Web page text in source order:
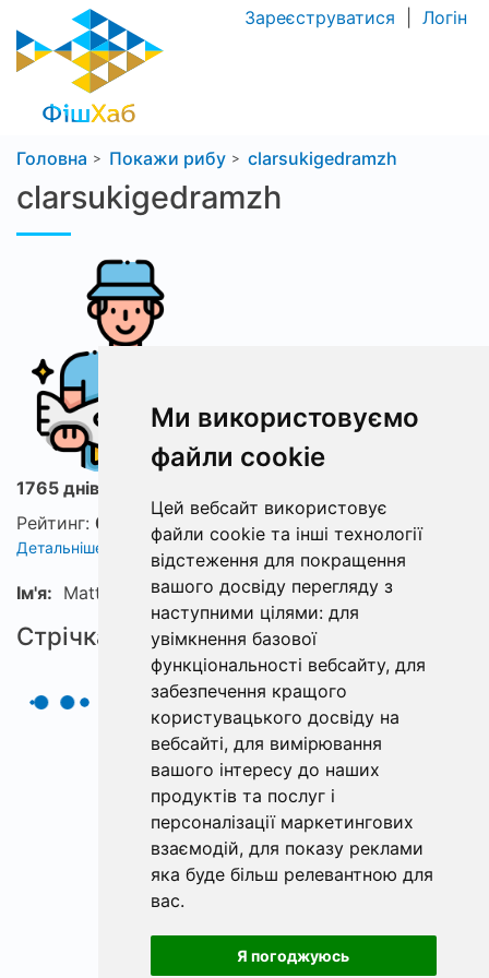
Ми використовуємо
файли cookie
Цей вебсайт використовує
файли cookie та інші технології
відстеження для покращення
вашого досвіду перегляду з
наступними цілями: для
увімкнення базової
функціональності вебсайту, для
забезпечення кращого
користувацького досвіду на
вебсайті, для вимірювання
вашого інтересу до наших
продуктів та послуг і
персоналізації маркетингових
взаємодій, для показу реклами
яка буде більш релевантною для
вас.
Я погоджуюсь
Зареєструватися Логін
Головна Покажи рибу clarsukigedramzh
clarsukigedramzh
1765 днів з ФішХаб
Рейтинг: 0
Детальніше про рейтинг
Ім'я: MatthewOrdixVB
Стрічка